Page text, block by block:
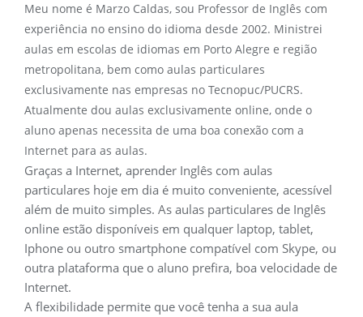
Meu nome é Marzo Caldas, sou Professor de Inglês com
experiência no ensino do idioma desde 2002. Ministrei
aulas em escolas de idiomas em Porto Alegre e região
metropolitana, bem como aulas particulares
exclusivamente nas empresas no Tecnopuc/PUCRS.
Atualmente dou aulas exclusivamente online, onde o
aluno apenas necessita de uma boa conexão com a
Internet para as aulas.
Graças a Internet, aprender Inglês com aulas
particulares hoje em dia é muito conveniente, acessível
além de muito simples. As aulas particulares de Inglês
online estão disponíveis em qualquer laptop, tablet,
Iphone ou outro smartphone compatível com Skype, ou
outra plataforma que o aluno prefira, boa velocidade de
Internet.
A flexibilidade permite que você tenha a sua aula